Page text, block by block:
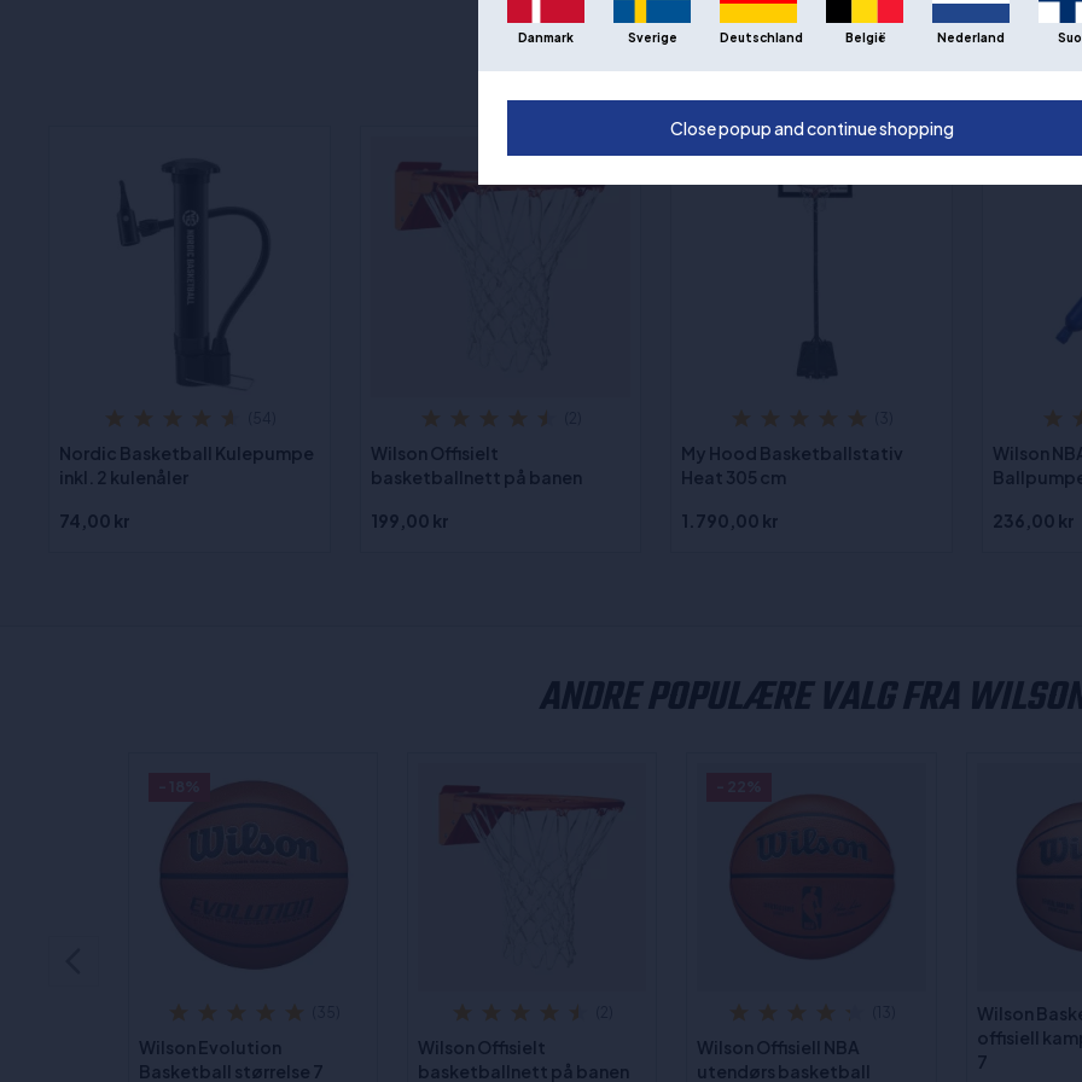
ANDRE KUNDER KJØPTE OGSÅ
Nordic Basketball Kulepumpe
inkl. 2 kulenåler
74,00 kr
Wilson Offisielt
basketballnett på banen
199,00 kr
My Hood Basketballstativ
Heat 305 cm
1.790,00 kr
Wilson
236,00 kr
ANDRE POPULÆRE VALG FRA
Wilson Evolution
Basketball størrelse 7
Wilson Offisielt
basketballnett på banen
Wilson Offisiell NBA
utendørs basketball
Wilson
offisiell
7
Danmark Sverige Deutschland België Nederland
Close popup and continue shopping